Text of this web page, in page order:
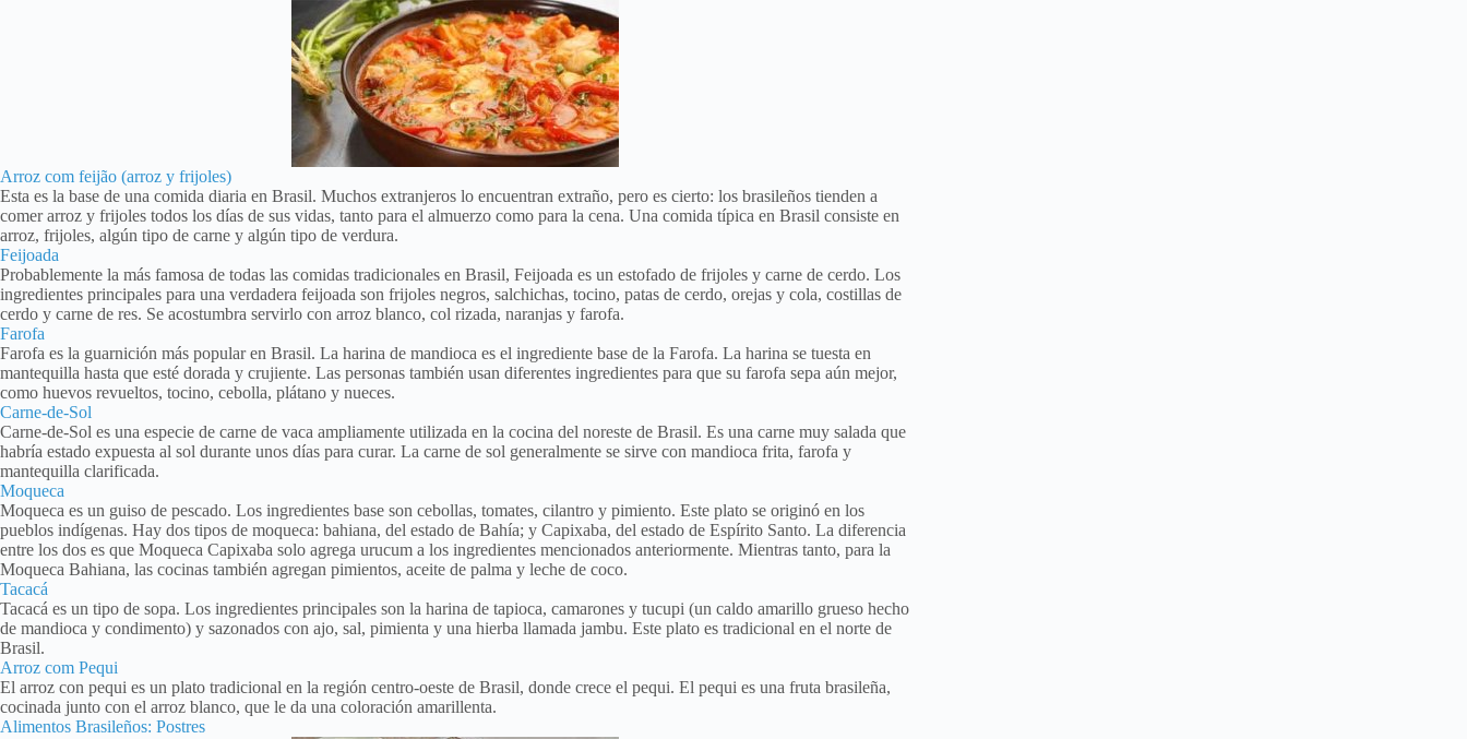
Arroz com feijão (arroz y frijoles)
Esta es la base de una comida diaria en Brasil. Muchos extranjeros lo encuentran extraño, pero es cierto: los brasileños tienden a
comer arroz y frijoles todos los días de sus vidas, tanto para el almuerzo como para la cena. Una comida típica en Brasil consiste en
arroz, frijoles, algún tipo de carne y algún tipo de verdura.
Feijoada
Probablemente la más famosa de todas las comidas tradicionales en Brasil, Feijoada es un estofado de frijoles y carne de cerdo. Los
ingredientes principales para una verdadera feijoada son frijoles negros, salchichas, tocino, patas de cerdo, orejas y cola, costillas de
cerdo y carne de res. Se acostumbra servirlo con arroz blanco, col rizada, naranjas y farofa.
Farofa
Farofa es la guarnición más popular en Brasil. La harina de mandioca es el ingrediente base de la Farofa. La harina se tuesta en
mantequilla hasta que esté dorada y crujiente. Las personas también usan diferentes ingredientes para que su farofa sepa aún mejor,
como huevos revueltos, tocino, cebolla, plátano y nueces.
Carne-de-Sol
Carne-de-Sol es una especie de carne de vaca ampliamente utilizada en la cocina del noreste de Brasil. Es una carne muy salada que
habría estado expuesta al sol durante unos días para curar. La carne de sol generalmente se sirve con mandioca frita, farofa y
mantequilla clarificada.
Moqueca
Moqueca es un guiso de pescado. Los ingredientes base son cebollas, tomates, cilantro y pimiento. Este plato se originó en los
pueblos indígenas. Hay dos tipos de moqueca: bahiana, del estado de Bahía; y Capixaba, del estado de Espírito Santo. La diferencia
entre los dos es que Moqueca Capixaba solo agrega urucum a los ingredientes mencionados anteriormente. Mientras tanto, para la
Moqueca Bahiana, las cocinas también agregan pimientos, aceite de palma y leche de coco.
Tacacá
Tacacá es un tipo de sopa. Los ingredientes principales son la harina de tapioca, camarones y tucupi (un caldo amarillo grueso hecho
de mandioca y condimento) y sazonados con ajo, sal, pimienta y una hierba llamada jambu. Este plato es tradicional en el norte de
Brasil.
Arroz com Pequi
El arroz con pequi es un plato tradicional en la región centro-oeste de Brasil, donde crece el pequi. El pequi es una fruta brasileña,
cocinada junto con el arroz blanco, que le da una coloración amarillenta.
Alimentos Brasileños: Postres